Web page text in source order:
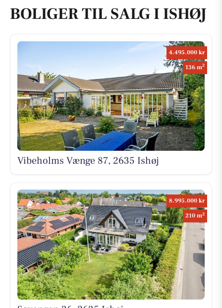
BOLIGER TIL SALG I ISHØJ
4.495.000 kr
136 m2
Vibeholms Vænge 87, 2635 Ishøj
8.995.000 kr
210 m2